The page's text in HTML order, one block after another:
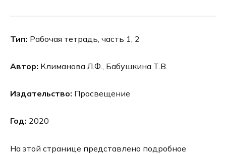
Тип: Рабочая тетрадь, часть 1, 2
Автор: Климанова Л.Ф., Бабушкина Т.В.
Издательство: Просвещение
Год: 2020
На этой странице представлено подробное